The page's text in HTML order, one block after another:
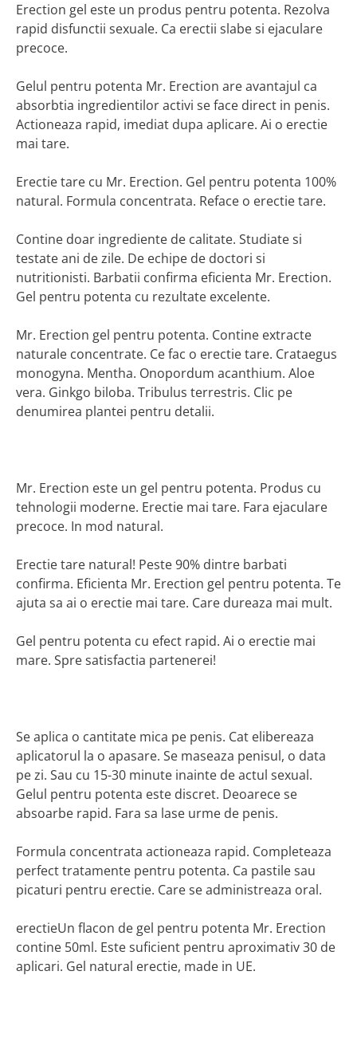
Erection gel este un produs pentru potenta. Rezolva
rapid disfunctii sexuale. Ca erectii slabe si ejaculare
precoce.
Gelul pentru potenta Mr. Erection are avantajul ca
absorbtia ingredientilor activi se face direct in penis.
Actioneaza rapid, imediat dupa aplicare. Ai o erectie
mai tare.
Erectie tare cu Mr. Erection. Gel pentru potenta 100%
natural. Formula concentrata. Reface o erectie tare.
Contine doar ingrediente de calitate. Studiate si
testate ani de zile. De echipe de doctori si
nutritionisti. Barbatii confirma eficienta Mr. Erection.
Gel pentru potenta cu rezultate excelente.
Mr. Erection gel pentru potenta. Contine extracte
naturale concentrate. Ce fac o erectie tare. Crataegus
monogyna. Mentha. Onopordum acanthium. Aloe
vera. Ginkgo biloba. Tribulus terrestris. Clic pe
denumirea plantei pentru detalii.
Mr. Erection este un gel pentru potenta. Produs cu
tehnologii moderne. Erectie mai tare. Fara ejaculare
precoce. In mod natural.
Erectie tare natural! Peste 90% dintre barbati
confirma. Eficienta Mr. Erection gel pentru potenta. Te
ajuta sa ai o erectie mai tare. Care dureaza mai mult.
Gel pentru potenta cu efect rapid. Ai o erectie mai
mare. Spre satisfactia partenerei!
Se aplica o cantitate mica pe penis. Cat elibereaza
aplicatorul la o apasare. Se maseaza penisul, o data
pe zi. Sau cu 15-30 minute inainte de actul sexual.
Gelul pentru potenta este discret. Deoarece se
absoarbe rapid. Fara sa lase urme de penis.
Formula concentrata actioneaza rapid. Completeaza
perfect tratamente pentru potenta. Ca pastile sau
picaturi pentru erectie. Care se administreaza oral.
erectieUn flacon de gel pentru potenta Mr. Erection
contine 50ml. Este suficient pentru aproximativ 30 de
aplicari. Gel natural erectie, made in UE.